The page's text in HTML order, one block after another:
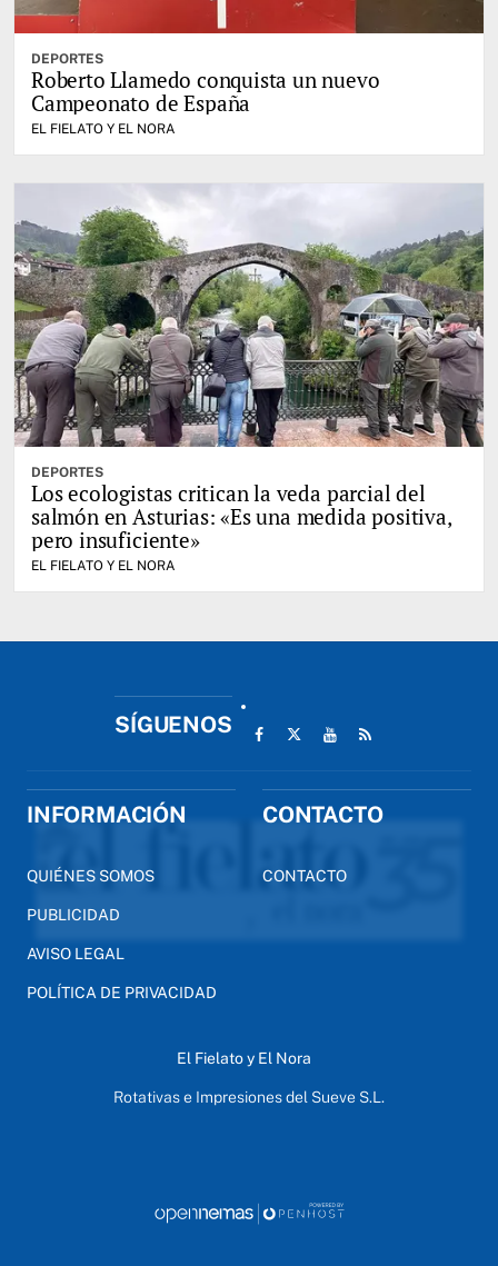
DEPORTES
Roberto Llamedo conquista un nuevo
Campeonato de España
EL FIELATO Y EL NORA
DEPORTES
Los ecologistas critican la veda parcial del
salmón en Asturias: «Es una medida positiva,
pero insuficiente»
EL FIELATO Y EL NORA
SÍGUENOS
INFORMACIÓN
QUIÉNES SOMOS
PUBLICIDAD
AVISO LEGAL
POLÍTICA DE PRIVACIDAD
CONTACTO
CONTACTO
El Fielato y El Nora
Rotativas e Impresiones del Sueve S.L.